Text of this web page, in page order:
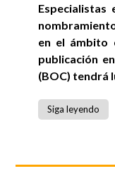
Especialistas
en el ámbito
publicación
(BOC) tendrá
Siga leyendo